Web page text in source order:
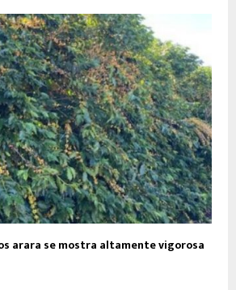
arara se mostra altamente vigorosa